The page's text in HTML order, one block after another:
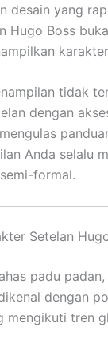
desain yang
Hugo Boss
tidak
dengan
Anda selalu
formal.
Setelan
padu
dengan
mengikuti tren